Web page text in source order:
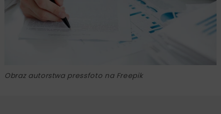
Obraz autorstwa pressfoto na Freepik